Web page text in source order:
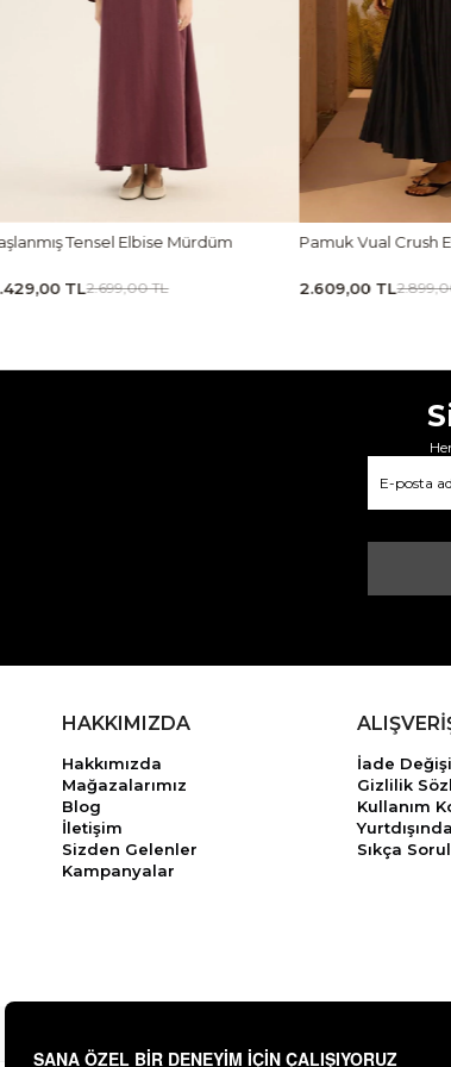
Vual Crush Etek Siyah
TL2.899,00 TL
Ön Pileli Bluz Camel
1.619,00 TL 1.799,00
HAKKIMIZDA
Hakkımızda
Mağazalarımız
Blog
İletişim
Sizden Gelenler
Kampanyalar
İade
Gizlilik
Kullanım
Sıkça